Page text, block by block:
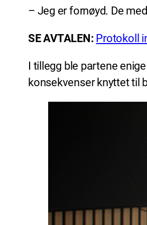
– Jeg er fornøyd. De
SE AVTALEN: Protokoll
I tillegg ble partene
konsekvenser knyttet til